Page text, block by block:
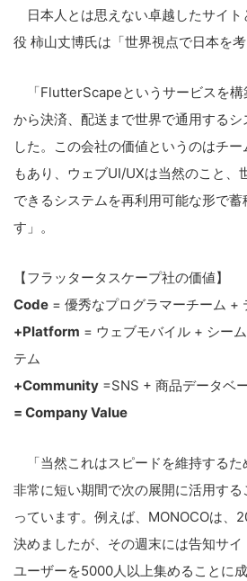
日本人とは思えない卓越したサイト
役 柿山丈博氏は「世界視点で日本を考
「FlutterScapeというサービスを構
から決済、配送まで世界で通用するシ
した。この会社の価値というのはチ
もあり、ウェブUI/UXは当然のこと、
できるシステムを再利用可能な形で蓄
す」。
【フラッタータスケープ社の価値】
Code = 優秀なプログラマーチーム +
+Platform = ウェブモバイル + シー
テム
+Community =SNS + 商品データベ
= Company Value
「当然これはスピードを維持するた
非常に短い期間で次の展開に活用す
っています。例えば、MONOCOは、
決めましたが、その週末には告知サ
ユーザーを5000人以上集めることに